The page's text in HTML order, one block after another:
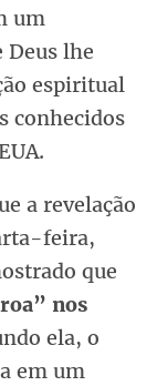
um
Deus lhe
espiritual
conhecidos
a revelação
feira,
que
nos
ela, o
em um